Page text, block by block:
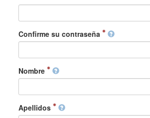
Confirme su contraseña
Nombre
Apellidos